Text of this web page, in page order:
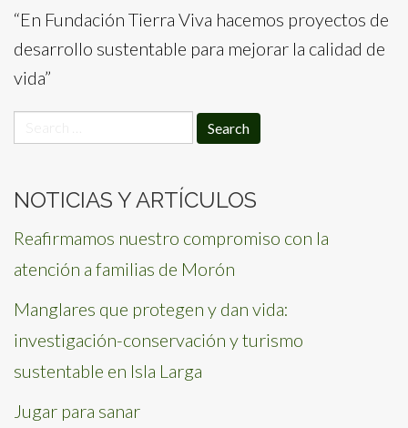
“En Fundación Tierra Viva hacemos proyectos de
desarrollo sustentable para mejorar la calidad de
vida”
for:
NOTICIAS Y ARTÍCULOS
Reafirmamos nuestro compromiso con la
atención a familias de Morón
Manglares que protegen y dan vida:
investigación-conservación y turismo
sustentable en Isla Larga
Jugar para sanar